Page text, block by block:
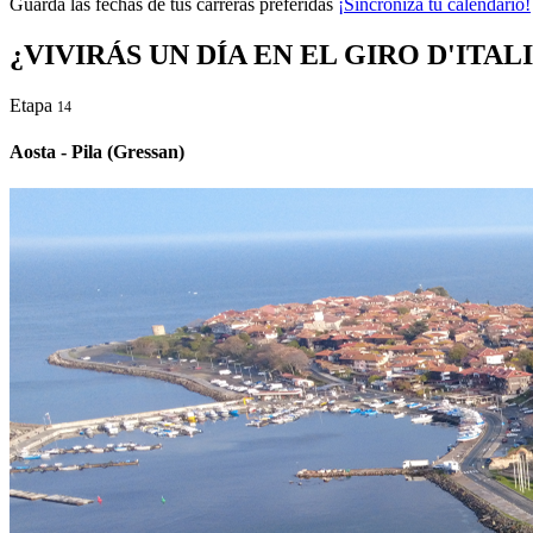
Guarda las fechas de tus carreras preferidas ¡Sincroniza tu calendario!
¿VIVIRÁS UN DÍA EN EL GIRO
Etapa 14
Aosta - Pila (Gressan)